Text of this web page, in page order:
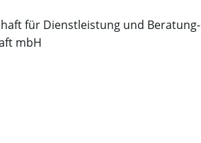
für Dienstleistung und Beratung-
mbH